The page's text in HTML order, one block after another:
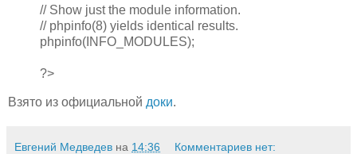
// Show just the module information.
// phpinfo(8) yields identical results.
phpinfo(INFO_MODULES);
?>
Взято из официальной доки.
Евгений Медведев на 14:36 Комментариев нет: